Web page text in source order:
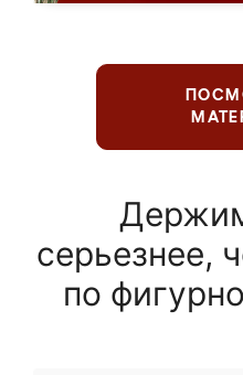
серьезнее,
по